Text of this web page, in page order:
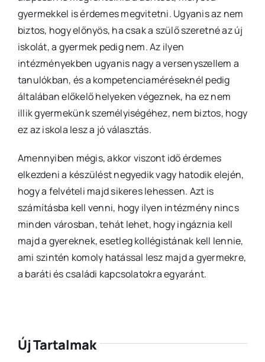
gyermekkel is érdemes megvitetni. Ugyanis az nem
biztos, hogy előnyös, ha csak a szülő szeretné az új
iskolát, a gyermek pedig nem. Az ilyen
intézményekben ugyanis nagy a versenyszellem a
tanulókban, és a kompetenciaméréseknél pedig
általában előkelő helyeken végeznek, ha ez nem
illik gyermekünk személyiségéhez, nem biztos, hogy
ez az iskola lesz a jó választás.
Amennyiben mégis, akkor viszont idő érdemes
elkezdeni a készülést negyedik vagy hatodik elején,
hogy a felvételi majd sikeres lehessen. Azt is
számításba kell venni, hogy ilyen intézmény nincs
minden városban, tehát lehet, hogy ingáznia kell
majd a gyereknek, esetleg kollégistának kell lennie,
ami szintén komoly hatással lesz majd a gyermekre,
a baráti és családi kapcsolatokra egyaránt.
Új Tartalmak